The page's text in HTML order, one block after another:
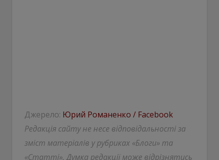
Джерело: Юрий Романенко / Facebook
Редакція сайту не несе відповідальності за
зміст матеріалів у рубриках «Блоги» та
«Статті». Думка редакції може відрізнятись